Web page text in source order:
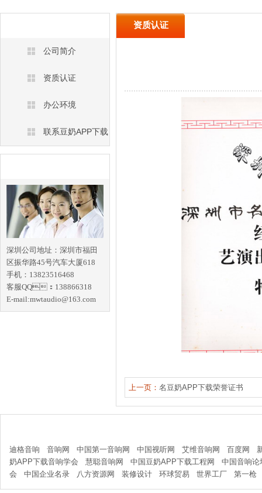
公司简介
资质认证
办公环境
联系豆奶APP下载
深圳公司地址：深圳市福田
区振华路45号汽车大厦618
手机：13823516468
客服QQ：138866318
E-mail:mwtaudio@163.com
资质认证
上一页： 名豆奶APP下载荣誉证书
迪格音响 音响网 中国第一音响网 中国视听网 艾维音响网 百度网
奶APP下载音响学会
慧聪音响网 中国豆奶APP下载工程网
中国音响论
会
中国企业名录 八方资源网 装修设计 环球贸易 世界工厂 第一枪